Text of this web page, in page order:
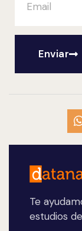
Te
estudios
Enviar